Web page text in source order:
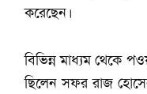
করেছেন।
বিভিন্ন মাধ্যম থেকে
ছিলেন সফর রাজ